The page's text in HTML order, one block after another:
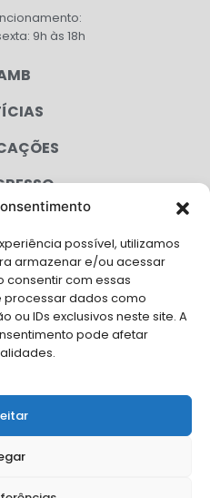
possível, utilizamos
armazenar e/ou acessar
consentir com essas
processar dados como
IDs exclusivos neste site. A
pode afetar
9h às 18h
da AMB para o seu evento